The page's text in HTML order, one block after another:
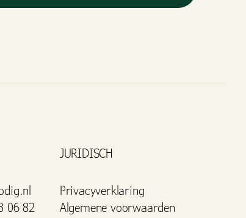
JURIDISCH
06 82
Privacyverklaring
Algemene voorwaarden